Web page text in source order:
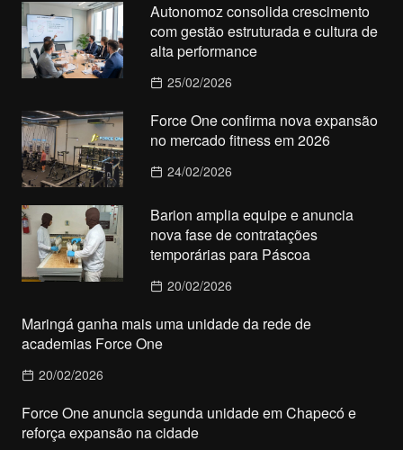
Autonomoz consolida crescimento
com gestão estruturada e cultura de
alta performance
25/02/2026
Force One confirma nova expansão
no mercado fitness em 2026
24/02/2026
Barion amplia equipe e anuncia
nova fase de contratações
temporárias para Páscoa
20/02/2026
Maringá ganha mais uma unidade da rede de
academias Force One
20/02/2026
Force One anuncia segunda unidade em Chapecó e
reforça expansão na cidade